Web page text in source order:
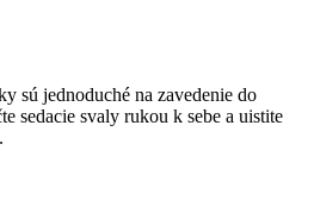
sú jednoduché na zavedenie do
sedacie svaly rukou k sebe a uistite